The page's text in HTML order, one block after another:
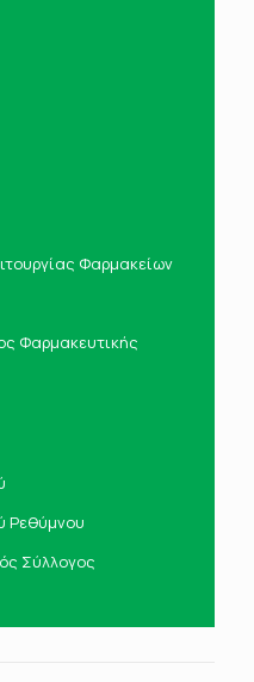
Φαρμακείων
Φαρμακευτικής
Ρεθύμνου
Σύλλογος